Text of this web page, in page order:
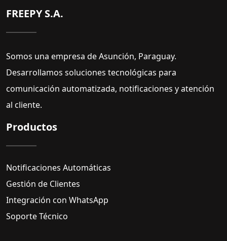
FREEPY S.A.
Somos una empresa de Asunción, Paraguay.
Desarrollamos soluciones tecnológicas para
comunicación automatizada, notificaciones y atención
al cliente.
Productos
Notificaciones Automáticas
Gestión de Clientes
Integración con WhatsApp
Soporte Técnico